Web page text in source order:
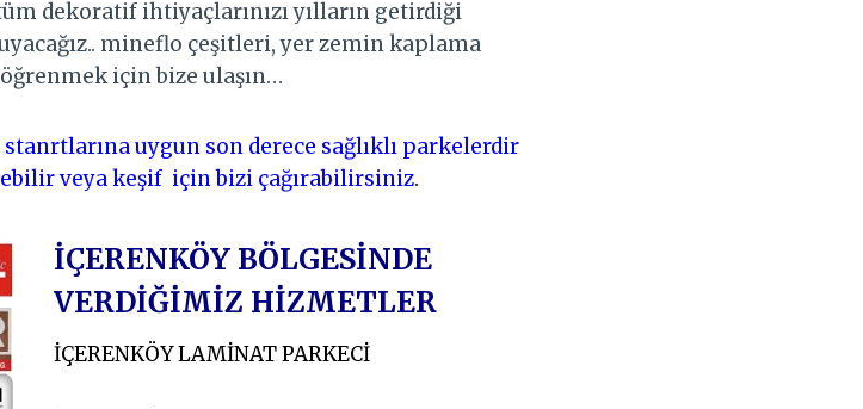
dekoratif ihtiyaçlarınızı yılların getirdiği
mineflo çeşitleri, yer zemin kaplama
için bize ulaşın…
uygun son derece sağlıklı parkelerdir
veya keşif için bizi çağırabilirsiniz.
İÇERENKÖY BÖLGESİNDE
VERDİĞİMİZ HİZMETLER
İÇERENKÖY LAMİNAT PARKECİ